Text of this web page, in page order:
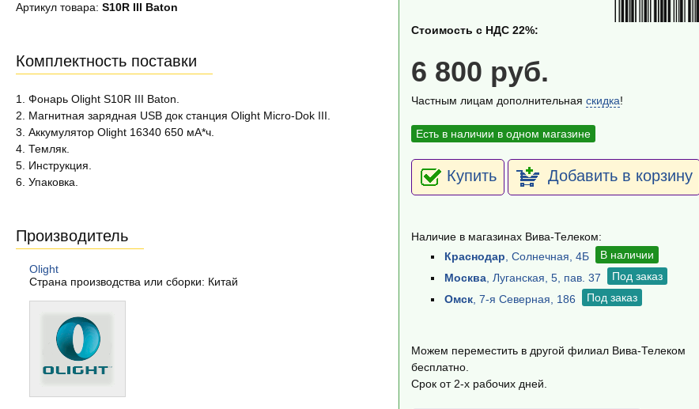
Стоимость с НДС 22%:
6 800 руб.
Частным лицам дополнительная скидка!
Есть в наличии в одном магазине
Купить Добавить в корзину
Наличие в магазинах Вива-Телеком:
Краснодар , Солнечная, 4Б
В наличии
Москва , Луганская, 5, пав. 37
Под заказ
Омск , 7-я Северная, 186 Под заказ
Можем переместить в другой филиал Вива-Телеком
бесплатно.
Срок от 2-х рабочих дней.
Артикул товара: S10R III Baton
Комплектность поставки
1. Фонарь Olight S10R III Baton.
2. Магнитная зарядная USB док станция Olight Micro-Dok III.
3. Аккумулятор Olight 16340 650 мА*ч.
4. Темляк.
5. Инструкция.
6. Упаковка.
Производитель
Olight
Страна производства или сборки: Китай